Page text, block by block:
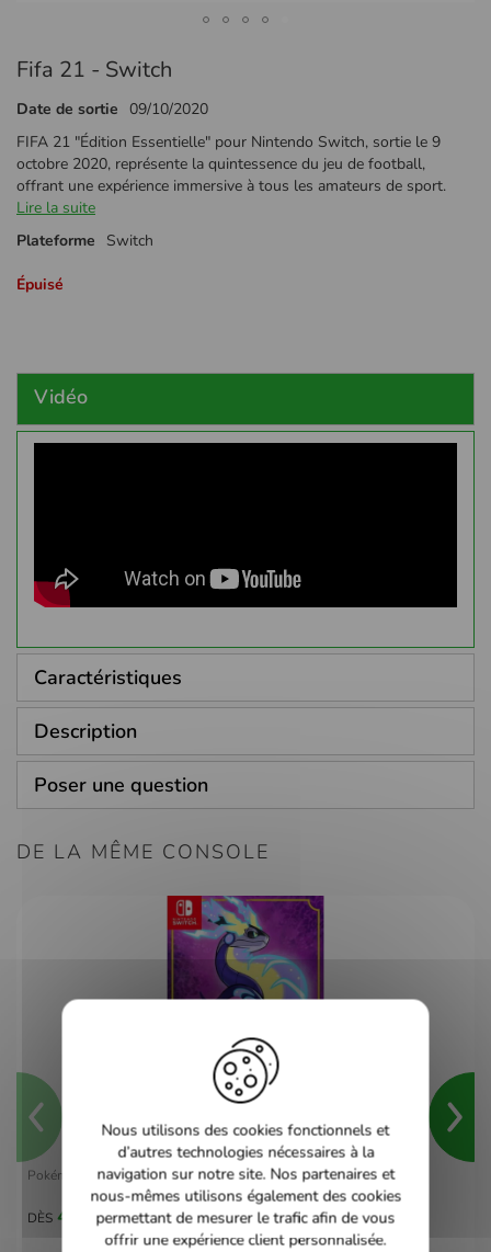
au
de
la
Galerie
d’images
Fifa 21 - Switch
Date de sortie 09/10/2020
FIFA 21 "Édition Essentielle" pour Nintendo Switch, sortie le 9
octobre 2020, représente la quintessence du jeu de football,
offrant une expérience immersive à tous les amateurs de sport.
Lire la suite
Plateforme
Switch
Épuisé
Vidéo
Caractéristiques
Description
Poser une question
DE LA MÊME CONSOLE
Pokémon Violet - switch
DÈS 40,00 €
Nous utilisons des cookies fonctionnels et
d’autres technologies nécessaires à la
navigation sur notre site. Nos partenaires et
nous-mêmes utilisons également des cookies
permettant de mesurer le trafic afin de vous
offrir une expérience client personnalisée.